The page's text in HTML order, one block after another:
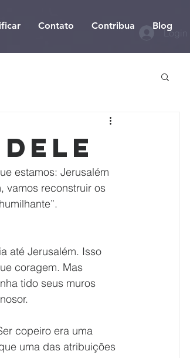
Contato Contribua Blog
Login
estamos: Jerusalém
vamos reconstruir os
até Jerusalém. Isso
coragem. Mas
tido seus muros
copeiro era uma
uma das atribuições